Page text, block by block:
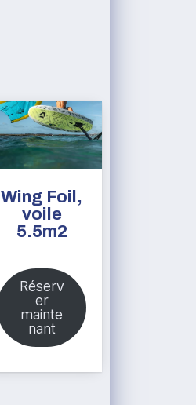
Wing Foil,
voile
5.5m2
Réserv
er
mainte
nant